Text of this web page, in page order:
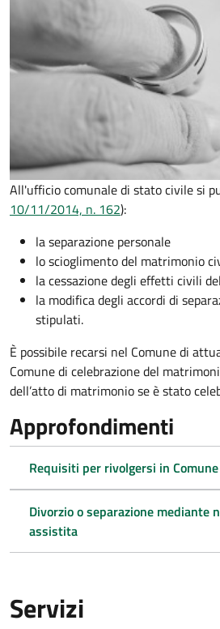
All'ufficio comunale di stato civile si
10/11/2014, n. 162):
la separazione personale
lo scioglimento del matrimonio
la cessazione degli effetti civili
la modifica degli accordi di
stipulati.
È possibile recarsi nel Comune di
Comune di celebrazione del
dell’atto di matrimonio se è stato
Approfondimenti
Requisiti per rivolgersi in Comune
Divorzio o separazione mediante
assistita
Servizi